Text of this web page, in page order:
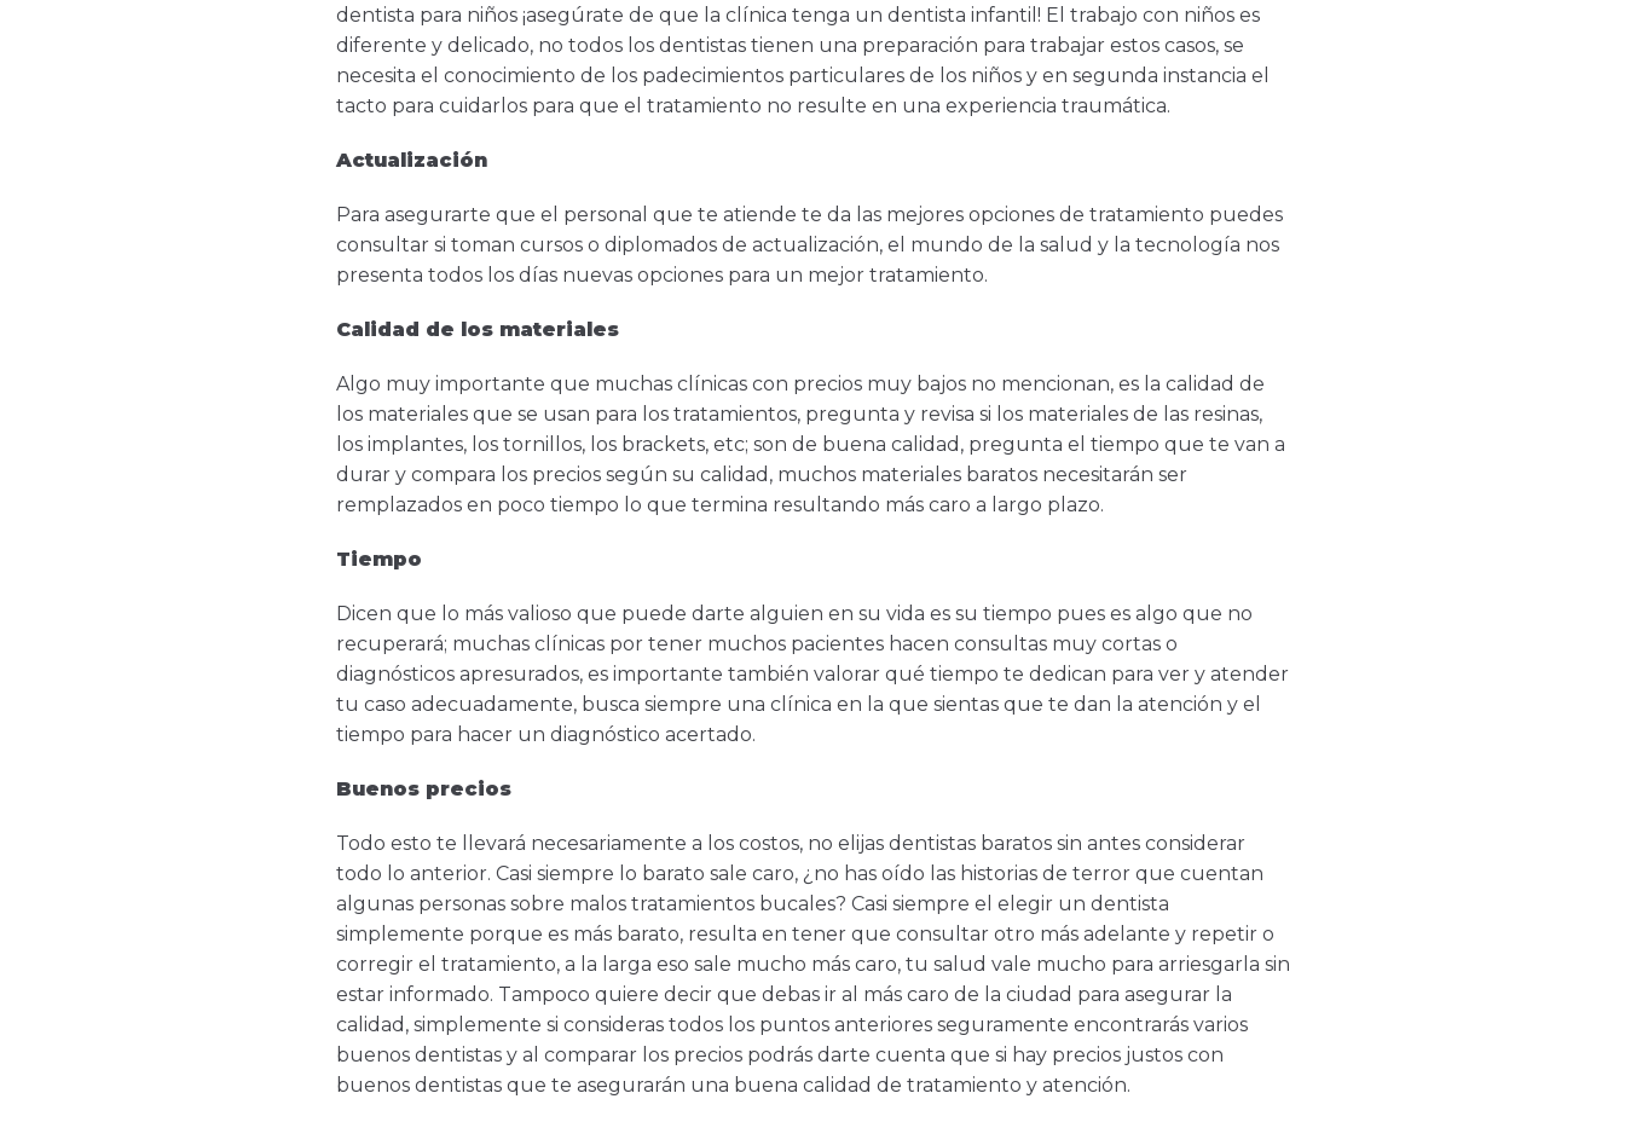
dentista para niños ¡asegúrate de que la clínica tenga un dentista infantil! El trabajo con niños es
diferente y delicado, no todos los dentistas tienen una preparación para trabajar estos casos, se
necesita el conocimiento de los padecimientos particulares de los niños y en segunda instancia el
tacto para cuidarlos para que el tratamiento no resulte en una experiencia traumática.
Actualización
Para asegurarte que el personal que te atiende te da las mejores opciones de tratamiento puedes
consultar si toman cursos o diplomados de actualización, el mundo de la salud y la tecnología nos
presenta todos los días nuevas opciones para un mejor tratamiento.
Calidad de los materiales
Algo muy importante que muchas clínicas con precios muy bajos no mencionan, es la calidad de
los materiales que se usan para los tratamientos, pregunta y revisa si los materiales de las resinas,
los implantes, los tornillos, los brackets, etc; son de buena calidad, pregunta el tiempo que te van a
durar y compara los precios según su calidad, muchos materiales baratos necesitarán ser
remplazados en poco tiempo lo que termina resultando más caro a largo plazo.
Tiempo
Dicen que lo más valioso que puede darte alguien en su vida es su tiempo pues es algo que no
recuperará; muchas clínicas por tener muchos pacientes hacen consultas muy cortas o
diagnósticos apresurados, es importante también valorar qué tiempo te dedican para ver y atender
tu caso adecuadamente, busca siempre una clínica en la que sientas que te dan la atención y el
tiempo para hacer un diagnóstico acertado.
Buenos precios
Todo esto te llevará necesariamente a los costos, no elijas dentistas baratos sin antes considerar
todo lo anterior. Casi siempre lo barato sale caro, ¿no has oído las historias de terror que cuentan
algunas personas sobre malos tratamientos bucales? Casi siempre el elegir un dentista
simplemente porque es más barato, resulta en tener que consultar otro más adelante y repetir o
corregir el tratamiento, a la larga eso sale mucho más caro, tu salud vale mucho para arriesgarla sin
estar informado. Tampoco quiere decir que debas ir al más caro de la ciudad para asegurar la
calidad, simplemente si consideras todos los puntos anteriores seguramente encontrarás varios
buenos dentistas y al comparar los precios podrás darte cuenta que si hay precios justos con
buenos dentistas que te asegurarán una buena calidad de tratamiento y atención.